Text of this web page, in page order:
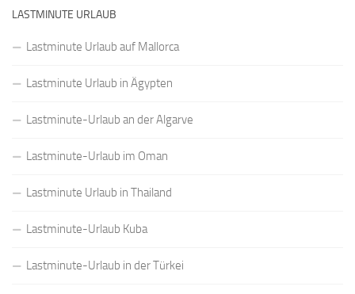
LASTMINUTE URLAUB
Lastminute Urlaub auf Mallorca
Lastminute Urlaub in Ägypten
Lastminute-Urlaub an der Algarve
Lastminute-Urlaub im Oman
Lastminute Urlaub in Thailand
Lastminute-Urlaub Kuba
Lastminute-Urlaub in der Türkei